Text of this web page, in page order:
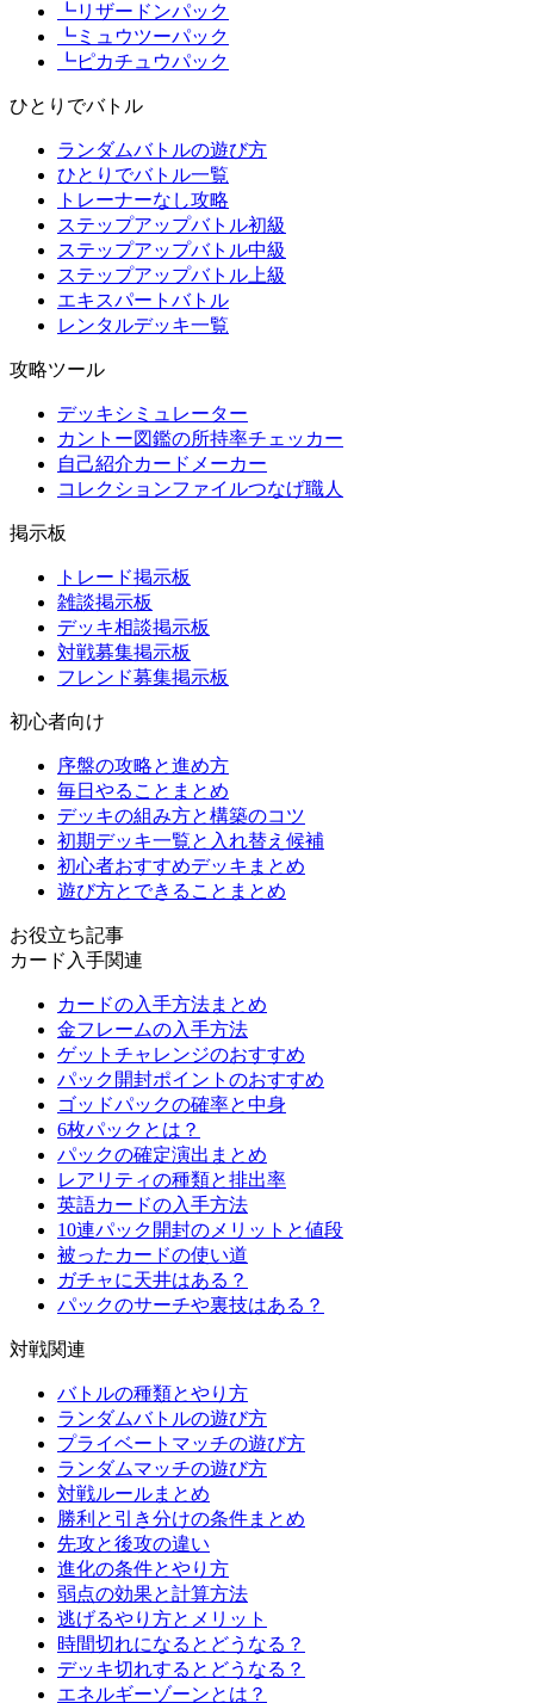
┗リザードンパック
┗ミュウツーパック
┗ピカチュウパック
ひとりでバトル
ランダムバトルの遊び方
ひとりでバトル一覧
トレーナーなし攻略
ステップアップバトル初級
ステップアップバトル中級
ステップアップバトル上級
エキスパートバトル
レンタルデッキ一覧
攻略ツール
デッキシミュレーター
カントー図鑑の所持率チェッカー
自己紹介カードメーカー
コレクションファイルつなげ職人
掲示板
トレード掲示板
雑談掲示板
デッキ相談掲示板
対戦募集掲示板
フレンド募集掲示板
初心者向け
序盤の攻略と進め方
毎日やることまとめ
デッキの組み方と構築のコツ
初期デッキ一覧と入れ替え候補
初心者おすすめデッキまとめ
遊び方とできることまとめ
お役立ち記事
カード入手関連
カードの入手方法まとめ
金フレームの入手方法
ゲットチャレンジのおすすめ
パック開封ポイントのおすすめ
ゴッドパックの確率と中身
6枚パックとは？
パックの確定演出まとめ
レアリティの種類と排出率
英語カードの入手方法
10連パック開封のメリットと値段
被ったカードの使い道
ガチャに天井はある？
パックのサーチや裏技はある？
対戦関連
バトルの種類とやり方
ランダムバトルの遊び方
プライベートマッチの遊び方
ランダムマッチの遊び方
対戦ルールまとめ
勝利と引き分けの条件まとめ
先攻と後攻の違い
進化の条件とやり方
弱点の効果と計算方法
逃げるやり方とメリット
時間切れになるとどうなる？
デッキ切れするとどうなる？
エネルギーゾーンとは？